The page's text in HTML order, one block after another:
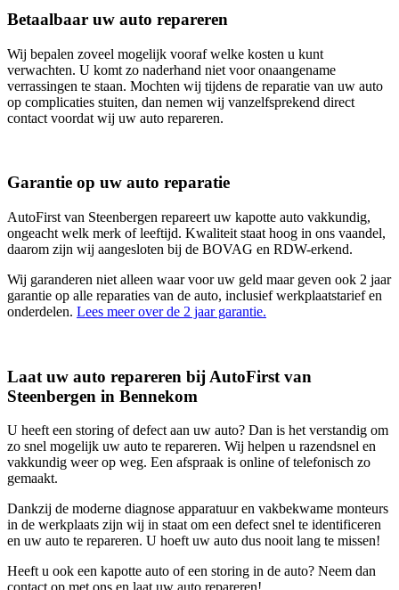
Betaalbaar uw auto repareren
Wij bepalen zoveel mogelijk vooraf welke kosten u kunt
verwachten. U komt zo naderhand niet voor onaangename
verrassingen te staan. Mochten wij tijdens de reparatie van uw auto
op complicaties stuiten, dan nemen wij vanzelfsprekend direct
contact voordat wij uw auto repareren.
Garantie op uw auto reparatie
AutoFirst van Steenbergen repareert uw kapotte auto vakkundig,
ongeacht welk merk of leeftijd. Kwaliteit staat hoog in ons vaandel,
daarom zijn wij aangesloten bij de BOVAG en RDW-erkend.
Wij garanderen niet alleen waar voor uw geld maar geven ook 2 jaar
garantie op alle reparaties van de auto, inclusief werkplaatstarief en
onderdelen. Lees meer over de 2 jaar garantie.
Laat uw auto repareren bij AutoFirst van
Steenbergen in Bennekom
U heeft een storing of defect aan uw auto? Dan is het verstandig om
zo snel mogelijk uw auto te repareren. Wij helpen u razendsnel en
vakkundig weer op weg. Een afspraak is online of telefonisch zo
gemaakt.
Dankzij de moderne diagnose apparatuur en vakbekwame monteurs
in de werkplaats zijn wij in staat om een defect snel te identificeren
en uw auto te repareren. U hoeft uw auto dus nooit lang te missen!
Heeft u ook een kapotte auto of een storing in de auto? Neem dan